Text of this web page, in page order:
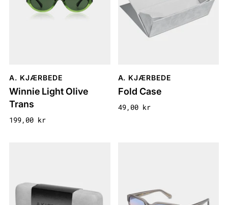
A. KJÆRBEDE
Winnie Light Olive
Trans
199,00 kr
A. KJÆRBEDE
Fold Case
49,00 kr